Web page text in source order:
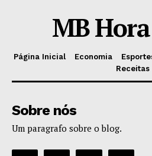
MB
Página Inicial Economia
Receitas
Sobre nós
Um paragrafo sobre o blog.